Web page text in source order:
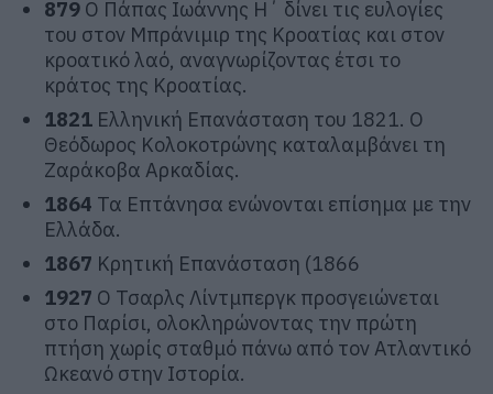
879 Ο Πάπας Ιωάννης Η΄ δίνει τις ευλογίες
του στον Μπράνιμιρ της Κροατίας και στον
κροατικό λαό, αναγνωρίζοντας έτσι το
κράτος της Κροατίας.
1821 Ελληνική Επανάσταση του 1821. Ο
Θεόδωρος Κολοκοτρώνης καταλαμβάνει τη
Ζαράκοβα Αρκαδίας.
1864 Τα Επτάνησα ενώνονται επίσημα με την
Ελλάδα.
1867 Κρητική Επανάσταση (1866
1927 Ο Τσαρλς Λίντμπεργκ προσγειώνεται
στο Παρίσι, ολοκληρώνοντας την πρώτη
πτήση χωρίς σταθμό πάνω από τον Ατλαντικό
Ωκεανό στην Ιστορία.